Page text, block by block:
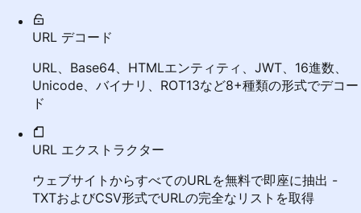
URL デコード
URL、Base64、HTMLエンティティ、JWT、16進数、
Unicode、バイナリ、ROT13など8+種類の形式でデコー
ド
URL エクストラクター
ウェブサイトからすべてのURLを無料で即座に抽出 -
TXTおよびCSV形式でURLの完全なリストを取得